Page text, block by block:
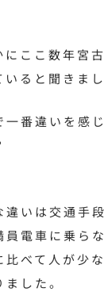
にここ数年宮
ると聞きまし
一番違いを感
いは交通手
電車に乗ら
比べて人が少
した。